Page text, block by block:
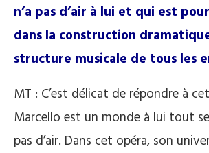
n’a pas d’air à lui et qui est
dans la construction
structure musicale de tous les
MT : C’est délicat de répondre à
Marcello est un monde à lui tout
pas d’air. Dans cet opéra, son